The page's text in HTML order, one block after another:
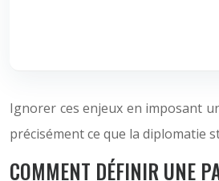
Ignorer ces enjeux en imposant
précisément ce que la diplomatie
COMMENT DÉFINIR UNE